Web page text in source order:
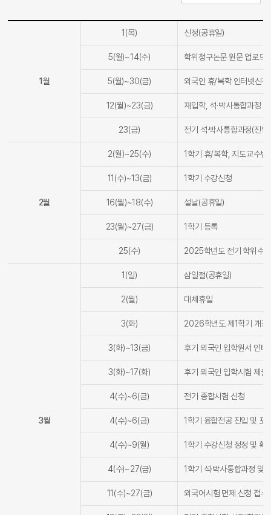
1월
1(목) 신정(공휴일)
5(월)~14(수) 학위청구논문 원문 업로드
5(월)~30(금) 외국인 휴/복학 인터넷신청
12(월)~23(금) 재입학, 석·박사통합과정
23(금) 전기 석·박사통합과정(진
2월
2(월)~25(수) 1학기 휴/복학, 지도교수변
11(수)~13(금) 1학기 수강신청
16(월)~18(수) 설날(공휴일)
23(월)~27(금) 1학기 등록
25(수) 2025학년도 전기 학위수
3월
1(일) 삼일절(공휴일)
2(월) 대체휴일
3(화) 2026학년도 제1학기 개강
3(화)~13(금) 후기 외국인 입학원서 인터
3(화)~17(화) 후기 외국인 입학시험 제출
4(수)~6(금) 전기 종합시험 신청
4(수)~6(금) 1학기 융합전공 진입 및 포
4(수)~9(월) 1학기 수강신청 정정 및 확
4(수)~27(금) 1학기 석·박사통합과정 및
11(수)~27(금) 외국어시험 면제 신청 접